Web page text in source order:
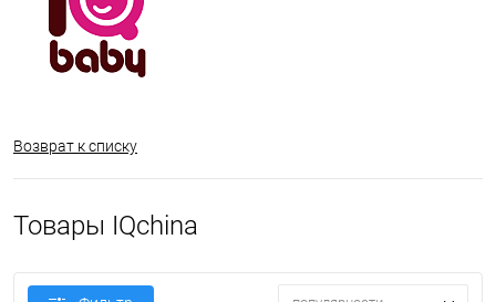
Возврат к списку
Товары IQchina